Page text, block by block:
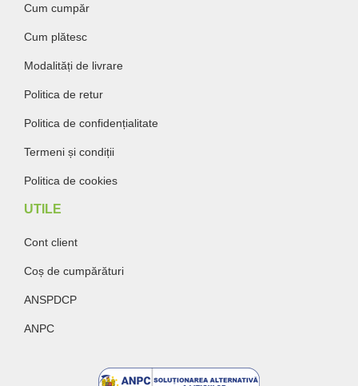
Cum cumpăr
Cum plătesc
Modalități de livrare
Politica de retur
Politica de confidențialitate
Termeni și condiții
Politica de cookies
UTILE
Cont client
Coș de cumpărături
ANSPDCP
ANPC